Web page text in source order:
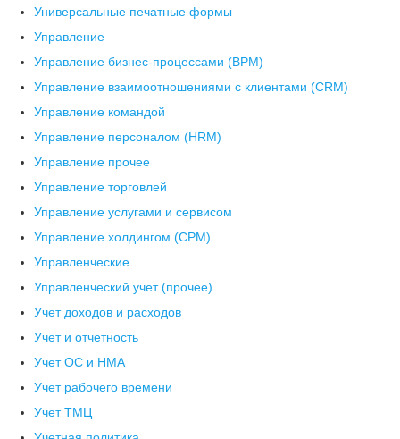
Универсальные печатные формы
Управление
Управление бизнес-процессами (BPM)
Управление взаимоотношениями с клиентами (СRM)
Управление командой
Управление персоналом (HRM)
Управление прочее
Управление торговлей
Управление услугами и сервисом
Управление холдингом (CPM)
Управленческие
Управленческий учет (прочее)
Учет доходов и расходов
Учет и отчетность
Учет ОС и НМА
Учет рабочего времени
Учет ТМЦ